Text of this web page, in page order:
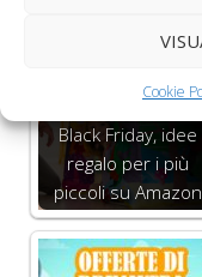
Cookie
Black Friday, idee
regalo per i più
piccoli su Amazon